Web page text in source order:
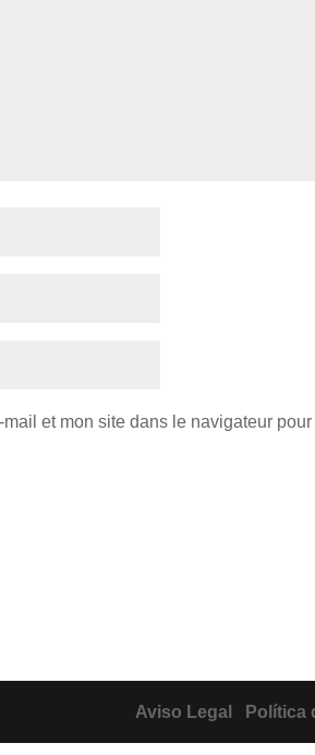
et mon site dans le navigateur
Aviso Legal Política